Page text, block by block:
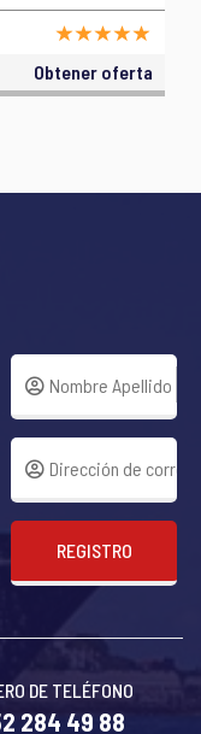
Obtener oferta
REGISTRO
DE TELÉFONO
284 49 88